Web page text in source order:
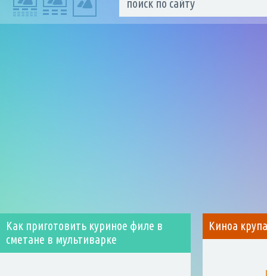
Как приготовить куриное филе в
сметане в мультиварке
Киноа